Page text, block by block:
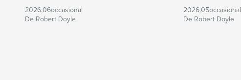
2026.06occasional
De Robert Doyle
2026.05occasional
De Robert Doyle